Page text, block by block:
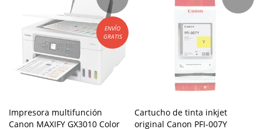
ENVÍO
GRATIS
Impresora multifunción
Canon MAXIFY GX3010 Color
Cartucho de tinta inkjet
original Canon PFI-007Y